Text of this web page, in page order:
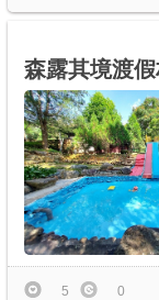
森露其境渡
5 0